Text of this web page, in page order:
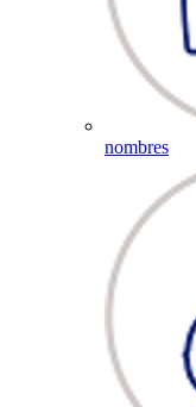
nombres